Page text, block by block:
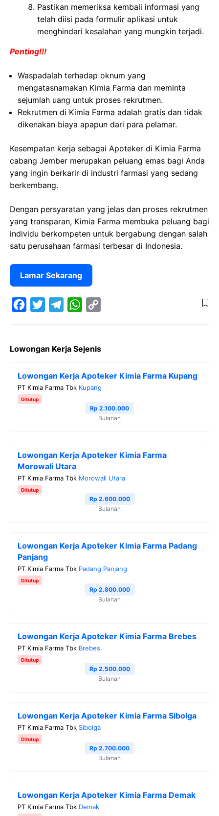
Pastikan memeriksa kembali informasi yang
telah diisi pada formulir aplikasi untuk
menghindari kesalahan yang mungkin terjadi.
Penting!!!
Waspadalah terhadap oknum yang
mengatasnamakan Kimia Farma dan meminta
sejumlah uang untuk proses rekrutmen.
Rekrutmen di Kimia Farma adalah gratis dan tidak
dikenakan biaya apapun dari para pelamar.
Kesempatan kerja sebagai Apoteker di Kimia Farma
cabang Jember merupakan peluang emas bagi Anda
yang ingin berkarir di industri farmasi yang sedang
berkembang.
Dengan persyaratan yang jelas dan proses rekrutmen
yang transparan, Kimia Farma membuka peluang bagi
individu berkompeten untuk bergabung dengan salah
satu perusahaan farmasi terbesar di Indonesia.
Lamar Sekarang
c
i
t
e
r
l
g
r
a
s
A
p
L
i
n
Lowongan Kerja Sejenis
Lowongan Kerja Apoteker Kimia Farma Kupang
PT Kimia Farma Tbk Kupang
Ditutup
Rp 2.100.000
Bulanan
Lowongan Kerja Apoteker Kimia Farma
Morowali Utara
PT Kimia Farma Tbk Morowali Utara
Ditutup
Rp 2.600.000
Bulanan
Lowongan Kerja Apoteker Kimia Farma Padang
Panjang
PT Kimia Farma Tbk Padang Panjang
Ditutup
Rp 2.800.000
Bulanan
Lowongan Kerja Apoteker Kimia Farma Brebes
PT Kimia Farma Tbk Brebes
Ditutup
Rp 2.500.000
Bulanan
Lowongan Kerja Apoteker Kimia Farma Sibolga
PT Kimia Farma Tbk Sibolga
Ditutup
Rp 2.700.000
Bulanan
Lowongan Kerja Apoteker Kimia Farma Demak
PT Kimia Farma Tbk Demak